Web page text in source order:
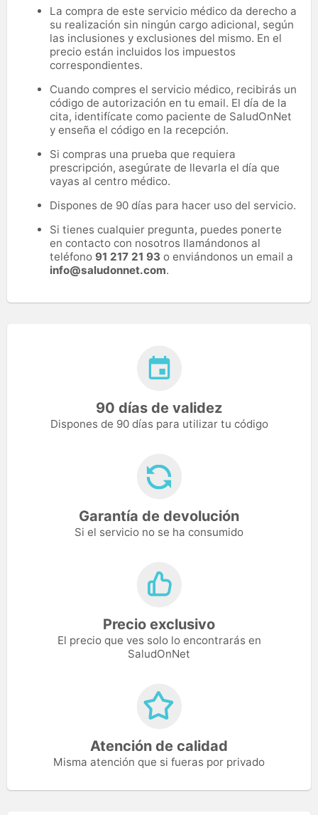
La compra de este servicio médico da derecho a
su realización sin ningún cargo adicional, según
las inclusiones y exclusiones del mismo. En el
precio están incluidos los impuestos
correspondientes.
Cuando compres el servicio médico, recibirás un
código de autorización en tu email. El día de la
cita, identifícate como paciente de SaludOnNet
y enseña el código en la recepción.
Si compras una prueba que requiera
prescripción, asegúrate de llevarla el día que
vayas al centro médico.
Dispones de 90 días para hacer uso del servicio.
Si tienes cualquier pregunta, puedes ponerte
en contacto con nosotros llamándonos al
teléfono 91 217 21 93 o enviándonos un email a
info@saludonnet.com.
90 días de validez
Dispones de 90 días para utilizar tu código
Garantía de devolución
Si el servicio no se ha consumido
Precio exclusivo
El precio que ves solo lo encontrarás en
SaludOnNet
Atención de calidad
Misma atención que si fueras por privado